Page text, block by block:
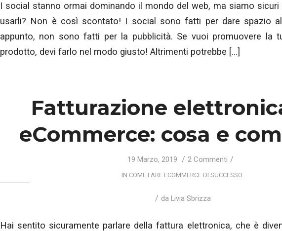
I social stanno ormai dominando il mondo del web, ma siamo
usarli? Non è così scontato! I social sono fatti per dare spazio
appunto, non sono fatti per la pubblicità. Se vuoi promuovere la
prodotto, devi farlo nel modo giusto! Altrimenti potrebbe […]
Fatturazione
eCommerce: cosa e
19 Marzo, 2019 / 2 Commenti /
IN COME FARE ECOMMERCE DI SUCCESSO
/ da Livia Sbrizza
Hai sentito sicuramente parlare della fattura elettronica, che è